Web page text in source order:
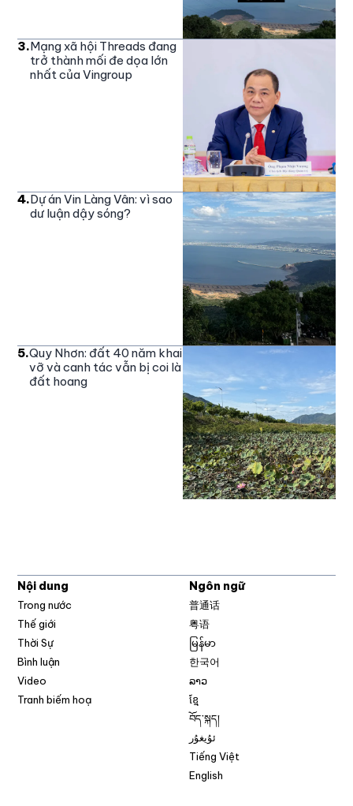
3.Mạng xã hội Threads đang
trở thành mối đe dọa lớn
nhất của Vingroup
4.Dự án Vin Làng Vân: vì sao
dư luận dậy sóng?
5.Quy Nhơn: đất 40 năm khai
vỡ và canh tác vẫn bị coi là
đất hoang
Nội dung
Trong nước
Thế giới
Thời Sự
Bình luận
Video
Tranh biếm hoạ
Ngôn ngữ
普通话
粤语
မြန်မာ
한국어
ລາວ
ខ្មែ
བོད་སྐད།
ئۇيغۇر
Tiếng Việt
English